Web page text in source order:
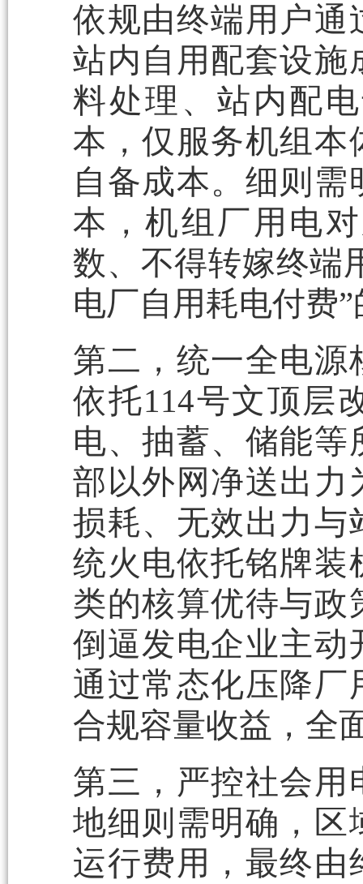
依规由终端用户通
站内自用配套设施
料处理、站内配
本，仅服务机组本
自备成本。细则
本，机组厂用电
数、不得转嫁终端
电厂自用耗电付费
第二，统一全电源
依托114号文顶层
电、抽蓄、储能
部以外网净送出力
损耗、无效出力与
统火电依托铭牌装
类的核算优待与政
倒逼发电企业主动
通过常态化压降厂
合规容量收益，全
第三，严控社会用
地细则需明确，区
运行费用，最终由